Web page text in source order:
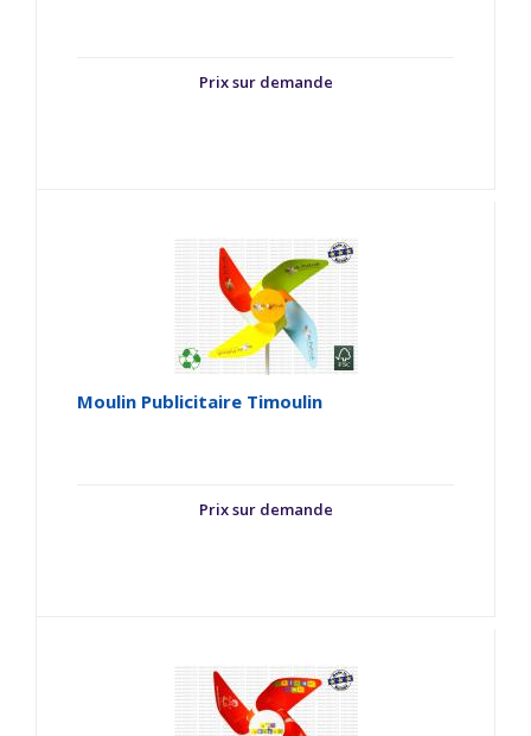
Prix sur demande
Moulin Publicitaire Timoulin
Prix sur demande